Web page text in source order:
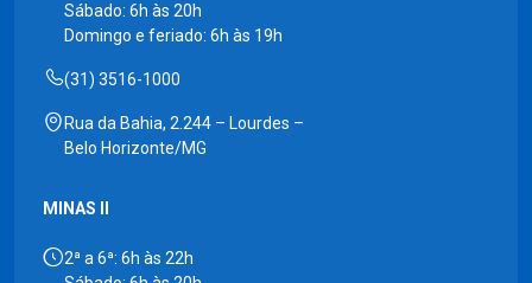
Sábado: 6h às 20h
Domingo e feriado: 6h às 19h
(31) 3516-1000
Rua da Bahia, 2.244 – Lourdes –
Belo Horizonte/MG
MINAS II
2ª a 6ª: 6h às 22h